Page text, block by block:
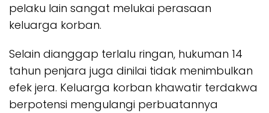
pelaku lain sangat melukai perasaan
keluarga korban.
Selain dianggap terlalu ringan, hukuman 14
tahun penjara juga dinilai tidak menimbulkan
efek jera. Keluarga korban khawatir terdakwa
berpotensi mengulangi perbuatannya